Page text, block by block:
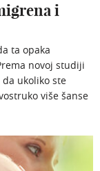
i
ta opaka
novoj studiji
ukoliko ste
više šanse